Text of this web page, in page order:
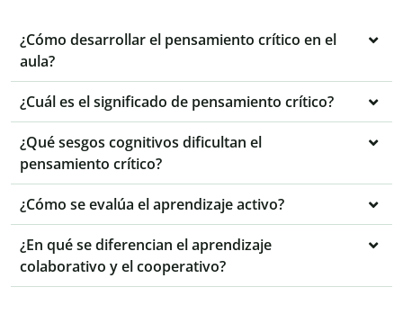
¿Cómo desarrollar el pensamiento crítico en el
aula?
¿Cuál es el significado de pensamiento crítico?
¿Qué sesgos cognitivos dificultan el
pensamiento crítico?
¿Cómo se evalúa el aprendizaje activo?
¿En qué se diferencian el aprendizaje
colaborativo y el cooperativo?